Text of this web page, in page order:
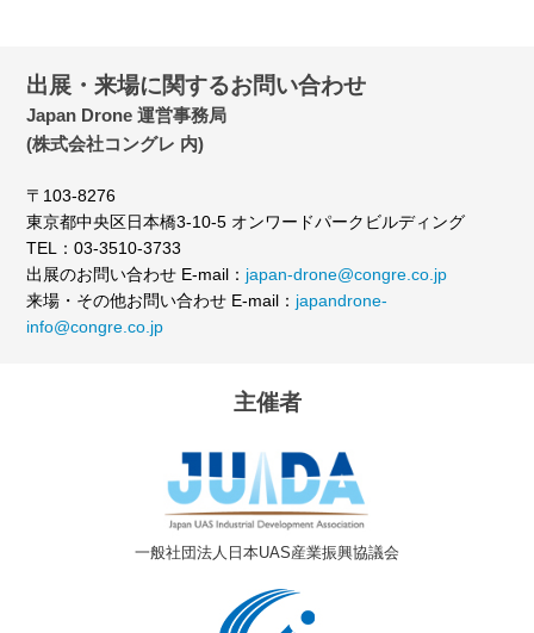
出展・来場に関するお問い合わせ
Japan Drone 運営事務局
(株式会社コングレ 内)
〒103-8276
東京都中央区日本橋3-10-5 オンワードパークビルディング
TEL：03-3510-3733
出展のお問い合わせ E-mail： japan-drone@congre.co.jp
来場・その他お問い合わせ E-mail： japandrone-
info@congre.co.jp
主催者
一般社団法人日本UAS産業振興協議会